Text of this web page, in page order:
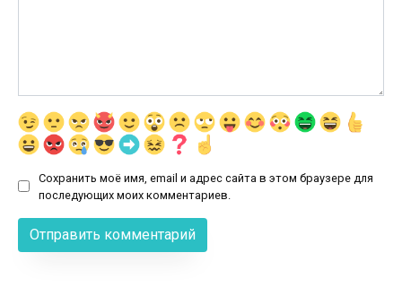
Сохранить моё имя, email и адрес сайта в этом браузере для
последующих моих комментариев.